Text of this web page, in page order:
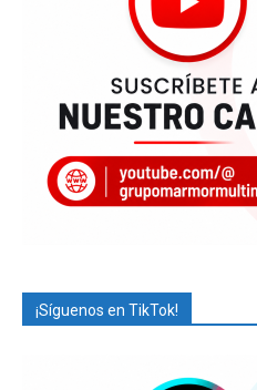
¡Síguenos en TikTok!